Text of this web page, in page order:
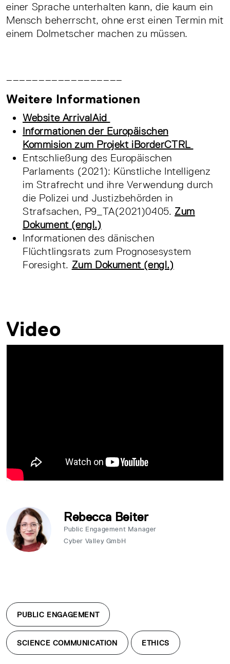
einer Sprache unterhalten kann, die kaum ein
Mensch beherrscht, ohne erst einen Termin mit
einem Dolmetscher machen zu müssen.
Weitere Informationen
Website ArrivalAid
Informationen der Europäischen
Kommision zum Projekt iBorderCTRL
Entschließung des Europäischen
Parlaments (2021): Künstliche Intelligenz
im Strafrecht und ihre Verwendung durch
die Polizei und Justizbehörden in
Strafsachen, P9_TA(2021)0405. Zum
Dokument (engl.)
Informationen des dänischen
Flüchtlingsrats zum Prognosesystem
Foresight. Zum Dokument (engl.)
Video
Rebecca Beiter
Public Engagement Manager
Cyber Valley GmbH
PUBLIC ENGAGEMENT
SCIENCE COMMUNICATION ETHICS